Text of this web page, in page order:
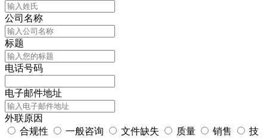
公司名称
标题
电话号码
电子邮件地址
外联原因
合规性
一般咨询 文件缺失 质量 销售
技